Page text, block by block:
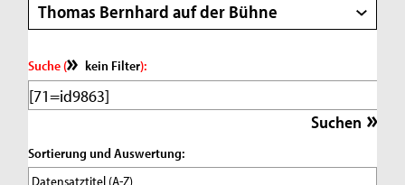
Thomas Bernhard auf der Bühne
Suche ( kein Filter):
Sortierung und Auswertung: